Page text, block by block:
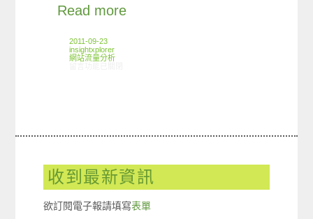
Read more
2011-09-23
insightxplorer
網站流量分析
收到最新資訊
欲訂閱電子報請填寫表單